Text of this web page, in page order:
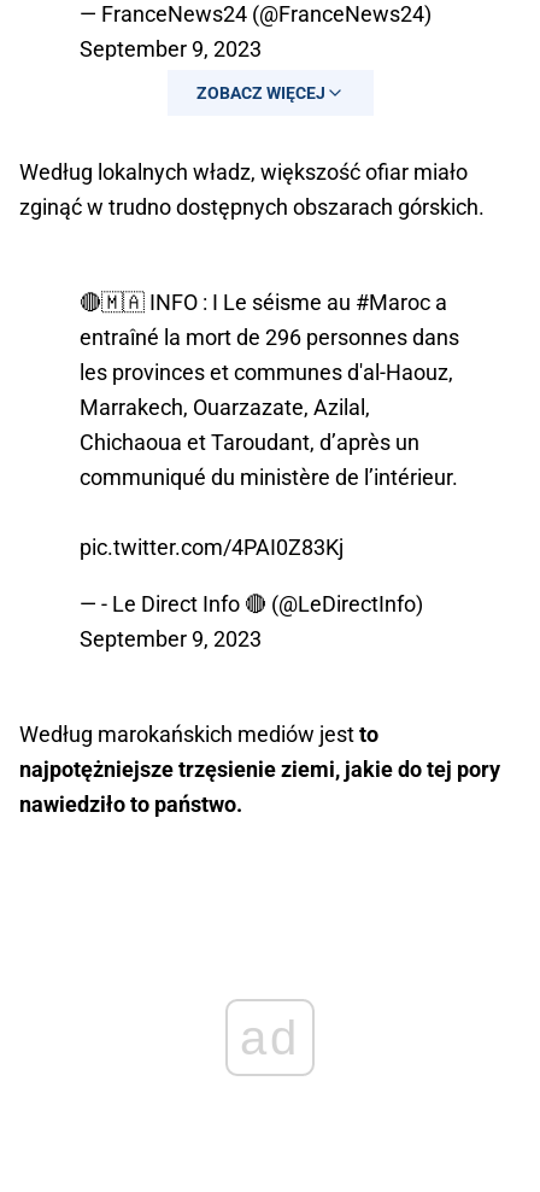
— FranceNews24 (@FranceNews24)
September 9, 2023
ZOBACZ WIĘCEJ
Według lokalnych władz, większość ofiar miało
zginąć w trudno dostępnych obszarach górskich.
🔴🇲🇦 INFO : I Le séisme au #Maroc a
entraîné la mort de 296 personnes dans
les provinces et communes d'al-Haouz,
Marrakech, Ouarzazate, Azilal,
Chichaoua et Taroudant, d’après un
communiqué du ministère de l’intérieur.
pic.twitter.com/4PAI0Z83Kj
— - Le Direct Info 🔴 (@LeDirectInfo)
September 9, 2023
Według marokańskich mediów jestto
najpotężniejsze trzęsienie ziemi, jakie do tej pory
nawiedziło to państwo.
ad